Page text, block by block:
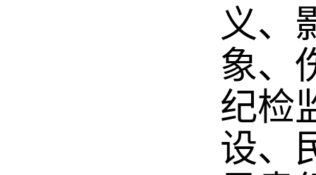
义、
象、
纪检
设、